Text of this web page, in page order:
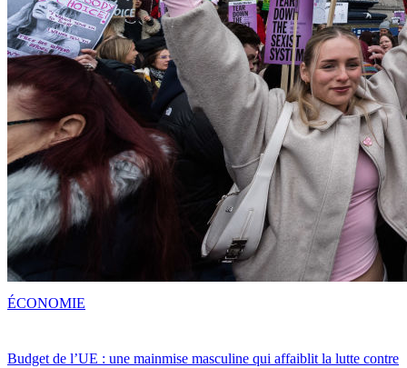
Budget de l’UE : une mainmise masculine qui affaiblit la lutte contre
ÉCONOMIE